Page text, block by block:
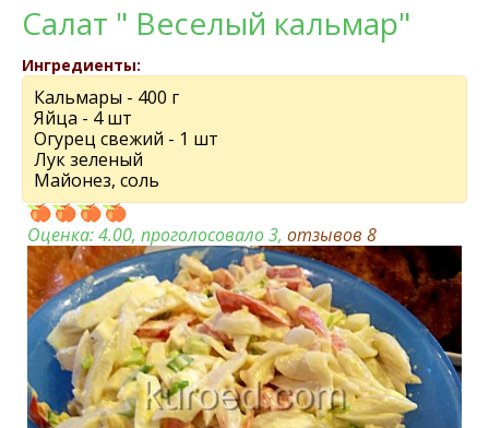
Салат " Веселый кальмар"
Ингредиенты:
Кальмары - 400 г
Яйца - 4 шт
Огурец свежий - 1 шт
Лук зеленый
Майонез, соль
Оценка:4.00, проголосовало 3, отзывов 8